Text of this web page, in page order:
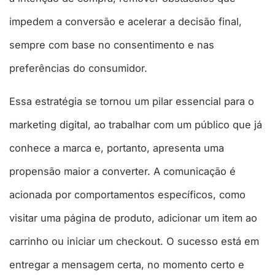
impedem a conversão e acelerar a decisão final,
sempre com base no consentimento e nas
preferências do consumidor.
Essa estratégia se tornou um pilar essencial para o
marketing digital, ao trabalhar com um público que já
conhece a marca e, portanto, apresenta uma
propensão maior a converter. A comunicação é
acionada por comportamentos específicos, como
visitar uma página de produto, adicionar um item ao
carrinho ou iniciar um checkout. O sucesso está em
entregar a mensagem certa, no momento certo e